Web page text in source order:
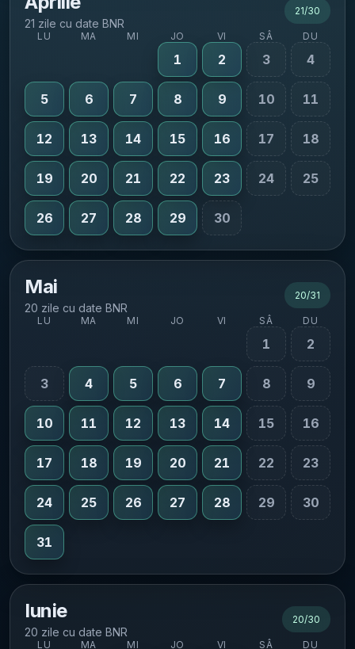
21 zile cu date BNR
21/30
LU MA MI JO VI SÂ DU
1 2 3 4
5 6 7 8 9 10 11
12 13 14 15 16 17 18
19 20 21 22 23 24 25
26 27 28 29 30
Mai
20 zile cu date BNR
20/31
LU MA MI JO VI SÂ DU
1 2
3 4 5 6 7 8 9
10 11 12 13 14 15 16
17 18 19 20 21 22 23
24 25 26 27 28 29 30
31
Iunie
20 zile cu date BNR
20/30
LU MA MI JO VI SÂ DU